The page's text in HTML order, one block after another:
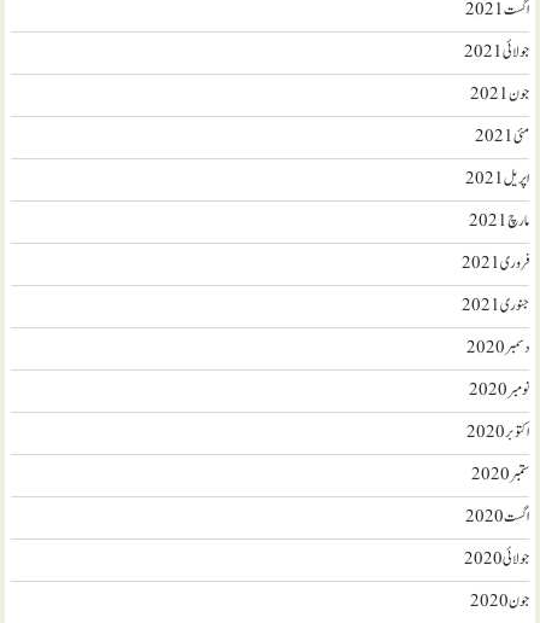
اگست 2021
جولائی 2021
جون 2021
مئی 2021
اپریل 2021
مارچ 2021
فروری 2021
جنوری 2021
دسمبر 2020
نومبر 2020
اکتوبر 2020
ستمبر 2020
اگست 2020
جولائی 2020
جون 2020